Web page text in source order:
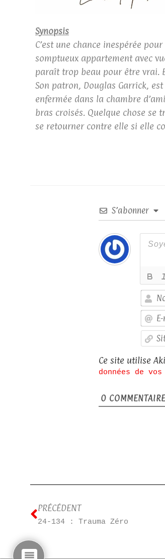
Synopsis
C’est une chance inespérée
somptueux appartement avec
paraît trop beau pour être vrai.
Son patron, Douglas Garrick,
enfermée dans la chambre
bras croisés. Quelque chose
se retourner contre elle si elle
S’abonner
Ce site utilise
données de
0
PRÉCÉDENT
24-134 : Trauma Zéro